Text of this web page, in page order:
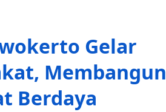
Gelar
Membangun
Berdaya